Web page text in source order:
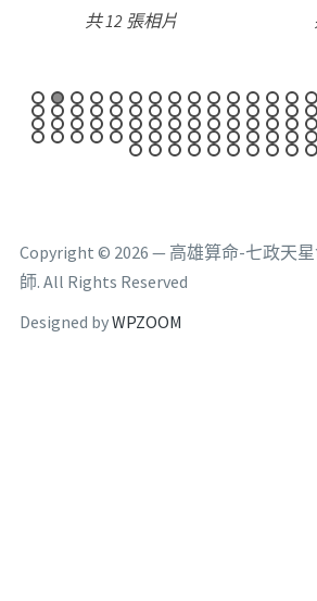
共 6 張相片
Copyright © 2026 — 高雄算命-七政天
師. All Rights Reserved
Designed byWPZOOM